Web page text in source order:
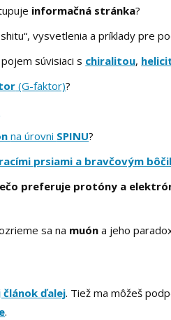
informačná stránka?
vysvetlenia a príklady pre
pojem súvisiaci s chiralitou,
(G-faktor)?
na úrovni SPINU?
prsiami a bravčovým
preferuje protóny a
sa na muón a jeho
článok ďalej. Tiež ma môžeš
.